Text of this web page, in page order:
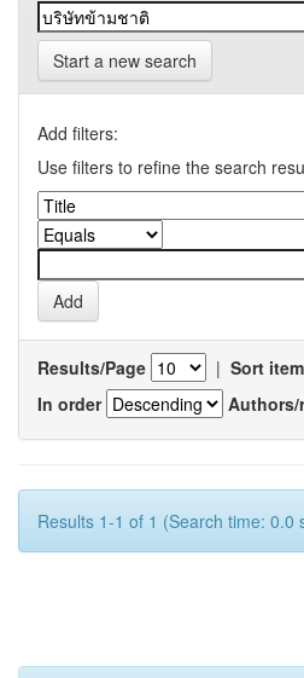
Start a new search
Add filters:
Use filters to refine the search
Results/Page | Sort
In order
Authors/
Results 1-1 of 1 (Search time: 0.0